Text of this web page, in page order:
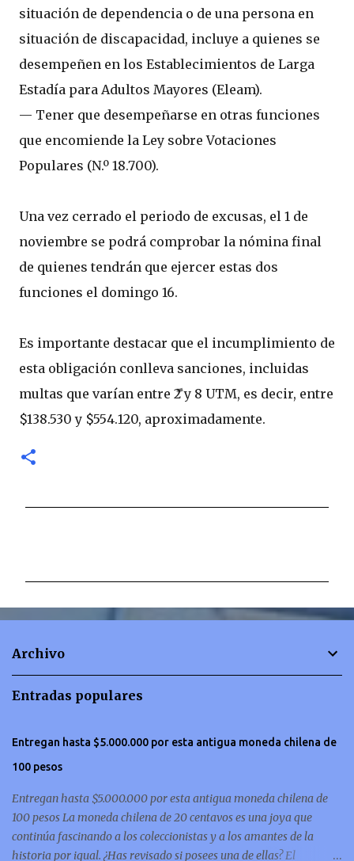
situación de dependencia o de una persona en
situación de discapacidad, incluye a quienes se
desempeñen en los Establecimientos de Larga
Estadía para Adultos Mayores (Eleam).
— Tener que desempeñarse en otras funciones
que encomiende la Ley sobre Votaciones
Populares (N.º 18.700).
Una vez cerrado el periodo de excusas, el 1 de
noviembre se podrá comprobar la nómina final
de quienes tendrán que ejercer estas dos
funciones el domingo 16.
Es importante destacar que el incumplimiento de
esta obligación conlleva sanciones, incluidas
multas que varían entre 2 y 8 UTM, es decir, entre
$138.530 y $554.120, aproximadamente.
n
Archivo
Entradas populares
Entregan hasta $5.000.000 por esta antigua moneda chilena de
100 pesos
Entregan hasta $5.000.000 por esta antigua moneda chilena de
100 pesos La moneda chilena de 20 centavos es una joya que
continúa fascinando a los coleccionistas y a los amantes de la
historia por igual. ¿Has revisado si posees una de ellas? El